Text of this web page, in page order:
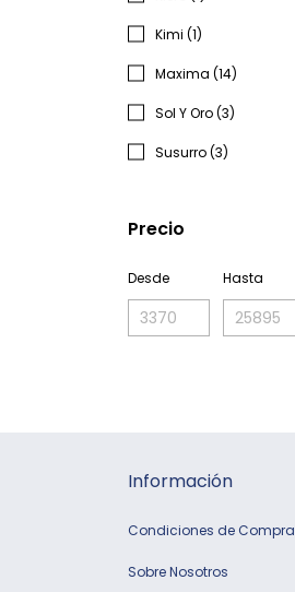
Kimi (1)
Maxima (14)
Sol Y Oro (3)
Susurro (3)
Precio
Desde Hasta
Información
Condiciones de Compra
Sobre Nosotros